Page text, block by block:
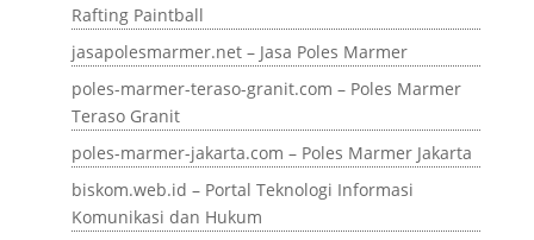
Rafting Paintball
jasapolesmarmer.net – Jasa Poles Marmer
poles-marmer-teraso-granit.com – Poles Marmer
Teraso Granit
poles-marmer-jakarta.com – Poles Marmer Jakarta
biskom.web.id – Portal Teknologi Informasi
Komunikasi dan Hukum